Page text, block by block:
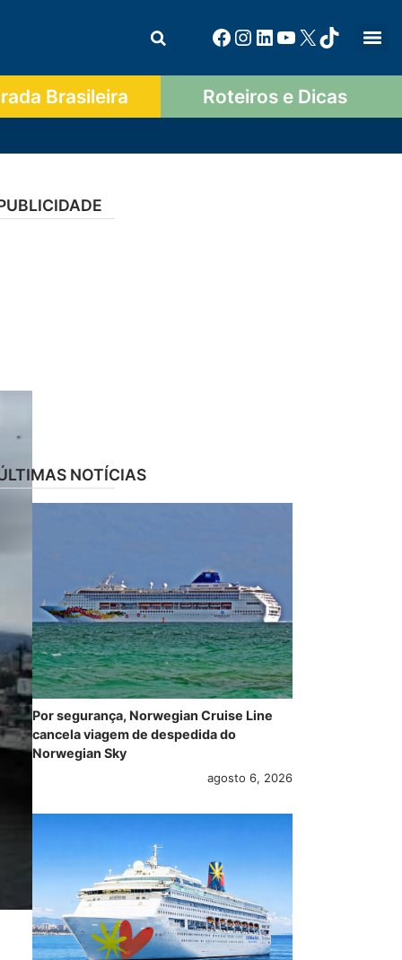
Brasileira Roteiros e Dicas
NOTÍCIAS
Por segurança, Norwegian Cruise Line
cancela viagem de despedida do
Norwegian Sky
agosto 6, 2026